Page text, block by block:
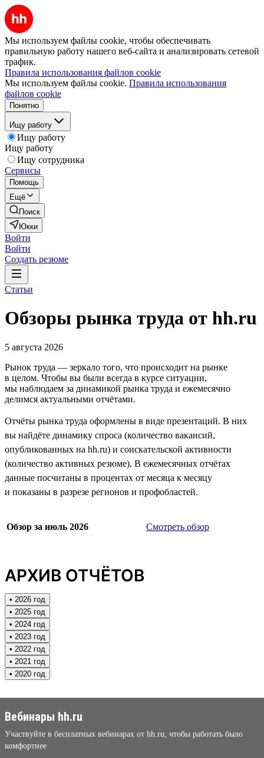
Мы используем файлы cookie, чтобы обеспечивать
правильную работу нашего веб-сайта и анализировать сетевой
трафик.
Правила использования файлов cookie
Мы используем файлы cookie. Правила использования
файлов cookie
Понятно
Ищу работу
Ищу работу
Ищу работу
Ищу сотрудника
Сервисы
Помощь
Ещё
Поиск
Юкки
Войти
Войти
Создать резюме
Статьи
Обзоры рынка труда от hh.ru
5 августа 2026
Рынок труда — зеркало того, что происходит на рынке
в целом. Чтобы вы были всегда в курсе ситуации,
мы наблюдаем за динамикой рынка труда и ежемесячно
делимся актуальными отчётами.
Отчёты рынка труда оформлены в виде презентаций. В них
вы найдёте динамику спроса (количество вакансий,
опубликованных на hh.ru) и соискательской активности
(количество активных резюме). В ежемесячных отчётах
данные посчитаны в процентах от месяца к месяцу
и показаны в разрезе регионов и профобластей.
Обзор за июль 2026 Смотреть обзор
АРХИВ ОТЧЁТОВ
• 2026 год
• 2025 год
• 2024 год
• 2023 год
• 2022 год
• 2021 год
• 2020 год
Вебинары hh.ru
Участвуйте в бесплатных вебинарах от hh.ru, чтобы работать было
комфортнее